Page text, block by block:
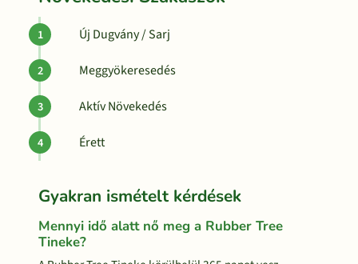
Új Dugvány / Sarj
Meggyökeresedés
Aktív Növekedés
Érett
Gyakran ismételt kérdések
Mennyi idő alatt nő meg a Rubber Tree
Tineke?